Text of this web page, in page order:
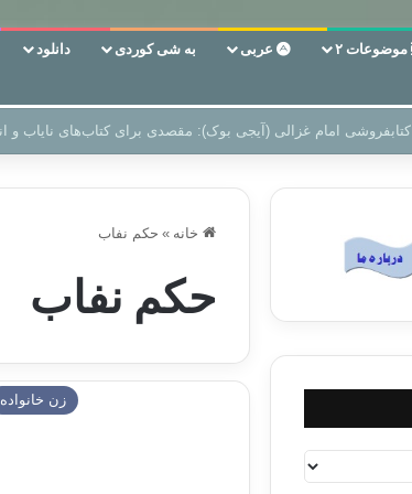
موضوعات ۲ عربی به شی کوردی دانلود
سر دفتر فساد در زمین‌، دوری وکناره‌گیری از راه خداست‌!
خانه » حکم نفاب
حکم نفاب
زن خانواده